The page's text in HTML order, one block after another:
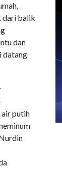
dari balik
dan
datang
putih